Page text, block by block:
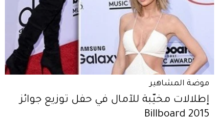
موضة المشاهير
إطلالات مخيّبة للآمال في حفل توزيع جوائز
Billboard 2015